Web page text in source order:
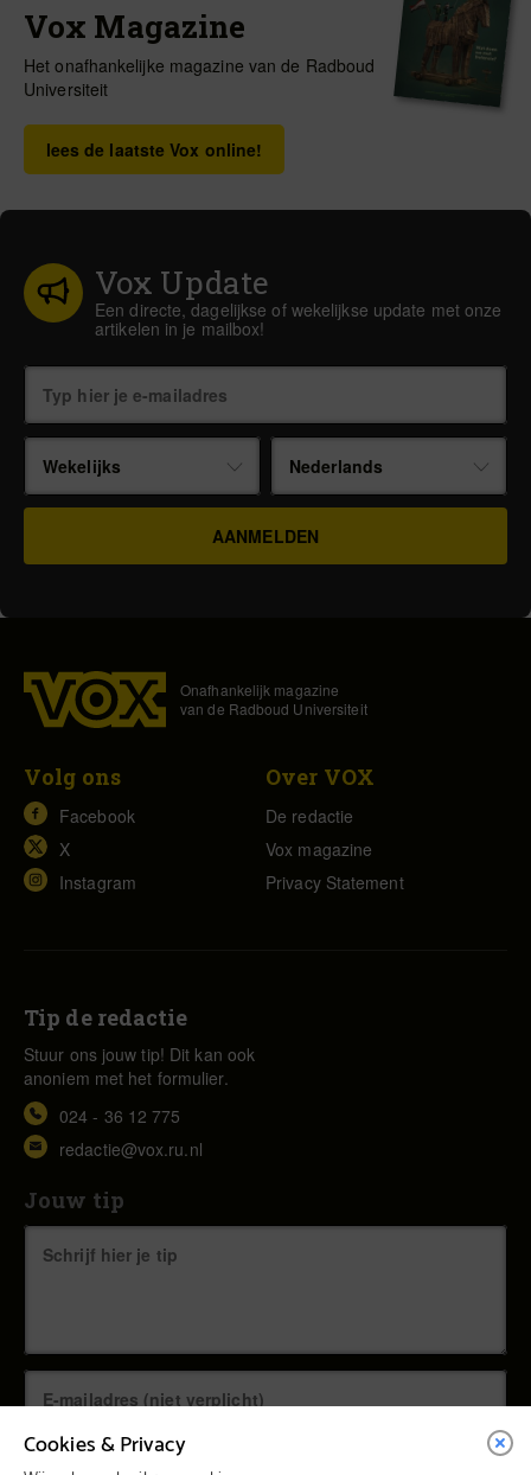
Vox Magazine
Het onafhankelijke magazine van de Radboud
Universiteit
lees de laatste Vox online!
Vox Update
Een directe, dagelijkse of wekelijkse update met onze
artikelen in je mailbox!
Wekelijks Nederlands
Onafhankelijk magazine
van de Radboud Universiteit
Volg ons
Facebook
X
Instagram
Over VOX
De redactie
Vox magazine
Privacy Statement
Tip de redactie
Stuur ons jouw tip! Dit kan ook
anoniem met het formulier.
024 - 36 12 775
redactie@vox.ru.nl
Jouw tip
Cookies & Privacy